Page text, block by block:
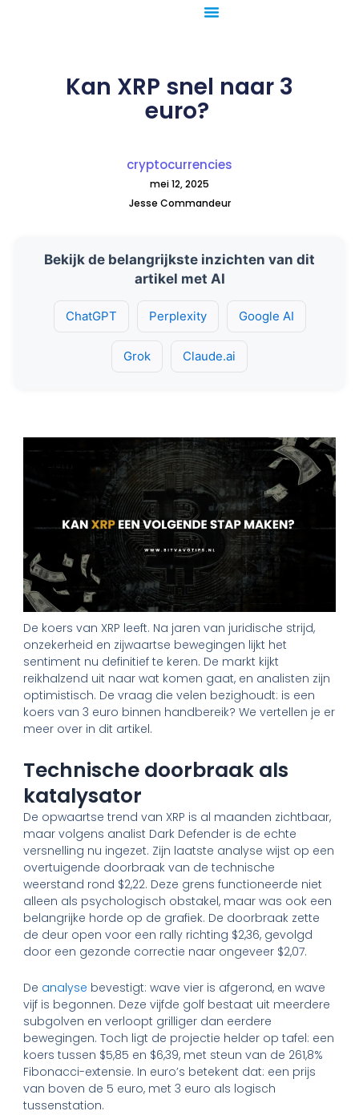
Kan XRP snel naar 3
euro?
cryptocurrencies
mei 12, 2025
Jesse Commandeur
Bekijk de belangrijkste inzichten van dit
artikel met AI
ChatGPT Perplexity Google AI
Grok Claude.ai
De koers van XRP leeft. Na jaren van juridische strijd,
onzekerheid en zijwaartse bewegingen lijkt het
sentiment nu definitief te keren. De markt kijkt
reikhalzend uit naar wat komen gaat, en analisten zijn
optimistisch. De vraag die velen bezighoudt: is een
koers van 3 euro binnen handbereik? We vertellen je er
meer over in dit artikel.
Technische doorbraak als
katalysator
De opwaartse trend van XRP is al maanden zichtbaar,
maar volgens analist Dark Defender is de echte
versnelling nu ingezet. Zijn laatste analyse wijst op een
overtuigende doorbraak van de technische
weerstand rond $2,22. Deze grens functioneerde niet
alleen als psychologisch obstakel, maar was ook een
belangrijke horde op de grafiek. De doorbraak zette
de deur open voor een rally richting $2,36, gevolgd
door een gezonde correctie naar ongeveer $2,07.
De analyse bevestigt: wave vier is afgerond, en wave
vijf is begonnen. Deze vijfde golf bestaat uit meerdere
subgolven en verloopt grilliger dan eerdere
bewegingen. Toch ligt de projectie helder op tafel: een
koers tussen $5,85 en $6,39, met steun van de 261,8%
Fibonacci-extensie. In euro’s betekent dat: een prijs
van boven de 5 euro, met 3 euro als logisch
tussenstation.